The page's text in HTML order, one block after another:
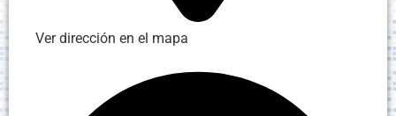
Ver dirección en el mapa